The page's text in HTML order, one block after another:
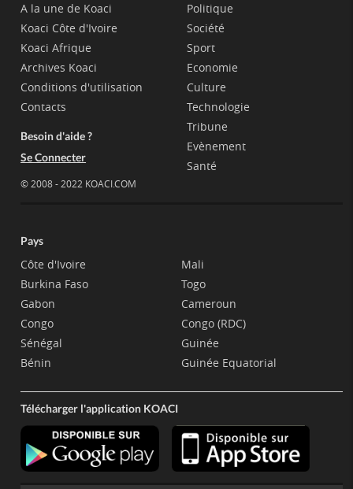
A la une de Koaci
Koaci Côte d'Ivoire
Koaci Afrique
Archives Koaci
Conditions d'utilisation
Contacts
Besoin d'aide ?
Se Connecter
© 2008 - 2022 KOACI.COM
Politique
Société
Sport
Economie
Culture
Technologie
Tribune
Evènement
Santé
Pays
Côte d'Ivoire
Burkina Faso
Gabon
Congo
Sénégal
Bénin
Mali
Togo
Cameroun
Congo (RDC)
Guinée
Guinée Equatorial
Télécharger l'application KOACI